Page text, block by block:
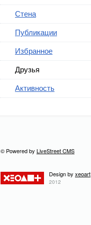
Стена
Публикации
Избранное
Друзья
Активность
© Powered by LiveStreet CMS
Design by xeoart
2012